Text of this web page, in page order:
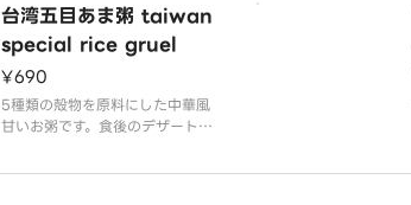
台湾五目あま粥 taiwan
special rice gruel
¥690
5種類の殻物を原料にした中華風
甘いお粥です。食後のデザートに
的にもいいでしょうから、体力が